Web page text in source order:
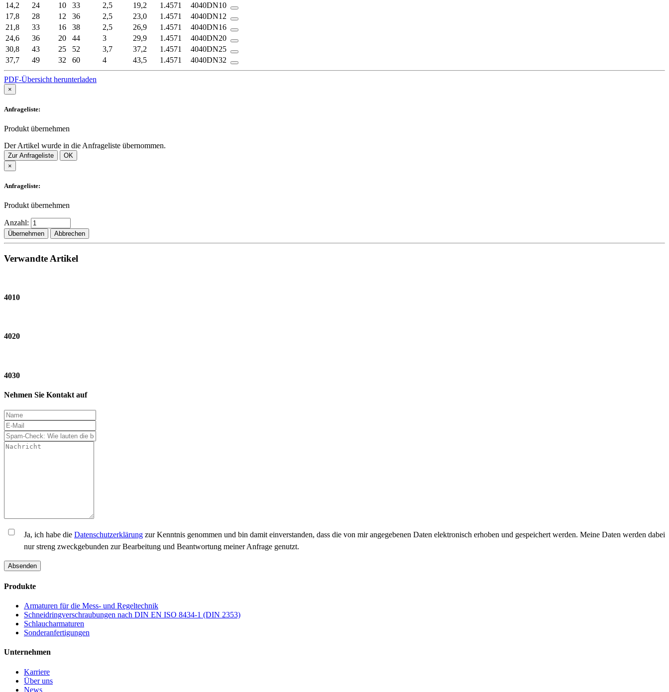
14,2
24 10 33 2,5 19,2 1.4571
4040DN10
17,8
28 12 36 2,5 23,0 1.4571
4040DN12
21,8
33 16 38 2,5 26,9 1.4571
4040DN16
24,6
36 20 44 3 29,9 1.4571
4040DN20
30,8
43 25 52 3,7 37,2 1.4571
4040DN25
37,7
49 32 60 4 43,5 1.4571 4040DN32
PDF-Übersicht herunterladen
×
Anfrageliste:
Produkt übernehmen
Der Artikel wurde in die Anfrageliste übernommen.
Zur Anfrageliste
OK
×
Anfrageliste:
Produkt übernehmen
Anzahl:
Übernehmen Abbrechen
Verwandte Artikel
4010
4020
4030
Nehmen Sie Kontakt auf
Ja, ich habe die Datenschutzerklärung zur Kenntnis genommen und bin damit einverstanden, dass die von mir angegebenen Daten elektronisch erhoben und gespeichert werden. Meine Daten werden dabei
nur streng zweckgebunden zur Bearbeitung und Beantwortung meiner Anfrage genutzt.
Absenden
Produkte
Armaturen für die Mess- und Regeltechnik
Schneidringverschraubungen nach DIN EN ISO 8434-1 (DIN 2353)
Schlaucharmaturen
Sonderanfertigungen
Unternehmen
Karriere
Über uns
News